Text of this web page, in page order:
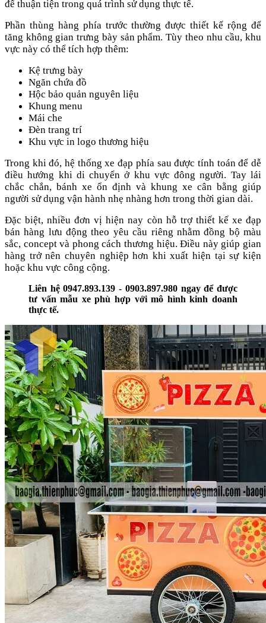
để thuận tiện trong quá trình sử dụng thực tế.
Phần thùng hàng phía trước thường được thiết kế rộng để
tăng không gian trưng bày sản phẩm. Tùy theo nhu cầu, khu
vực này có thể tích hợp thêm:
Kệ trưng bày
Ngăn chứa đồ
Hộc bảo quản nguyên liệu
Khung menu
Mái che
Đèn trang trí
Khu vực in logo thương hiệu
Trong khi đó, hệ thống xe đạp phía sau được tính toán để dễ
điều hướng khi di chuyển ở khu vực đông người. Tay lái
chắc chắn, bánh xe ổn định và khung xe cân bằng giúp
người sử dụng vận hành nhẹ nhàng hơn trong thời gian dài.
Đặc biệt, nhiều đơn vị hiện nay còn hỗ trợ thiết kế xe đạp
bán hàng lưu động theo yêu cầu riêng nhằm đồng bộ màu
sắc, concept và phong cách thương hiệu. Điều này giúp gian
hàng trở nên chuyên nghiệp hơn khi xuất hiện tại sự kiện
hoặc khu vực công cộng.
Liên hệ 0947.893.139 - 0903.897.980 ngay để được
tư vấn mẫu xe phù hợp với mô hình kinh doanh
thực tế.